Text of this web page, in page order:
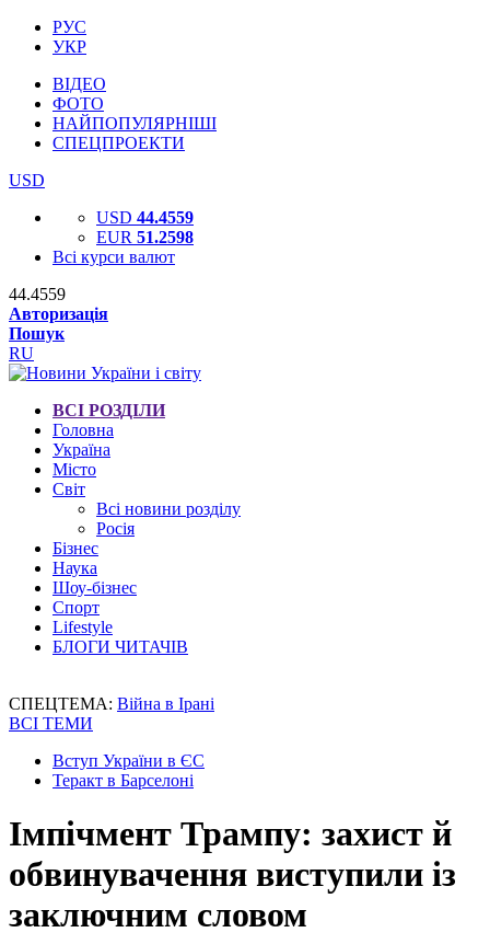
РУС
УКР
ВІДЕО
ФОТО
НАЙПОПУЛЯРНІШІ
СПЕЦПРОЕКТИ
USD
USD 44.4559
EUR 51.2598
Всі курси валют
44.4559
Авторизація
Пошук
RU
ВСІ РОЗДІЛИ
Головна
Україна
Місто
Світ
Всі новини розділу
Росія
Бізнес
Наука
Шоу-бізнес
Спорт
Lifestyle
БЛОГИ ЧИТАЧІВ
СПЕЦТЕМА: Війна в Ірані
ВСІ ТЕМИ
Вступ України в ЄС
Теракт в Барселоні
Імпічмент Трампу: захист й
обвинувачення виступили із
заключним словом